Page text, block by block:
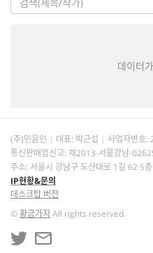
데이터
(주)민음인 대표: 박근섭 사업자번호:
통신판매업신고: 제2013-서울강남-
주소: 서울시 강남구 도산대로 1길 62 5층
IP현황&문의
데스크탑 버전
©황금가지 All rights reserved.